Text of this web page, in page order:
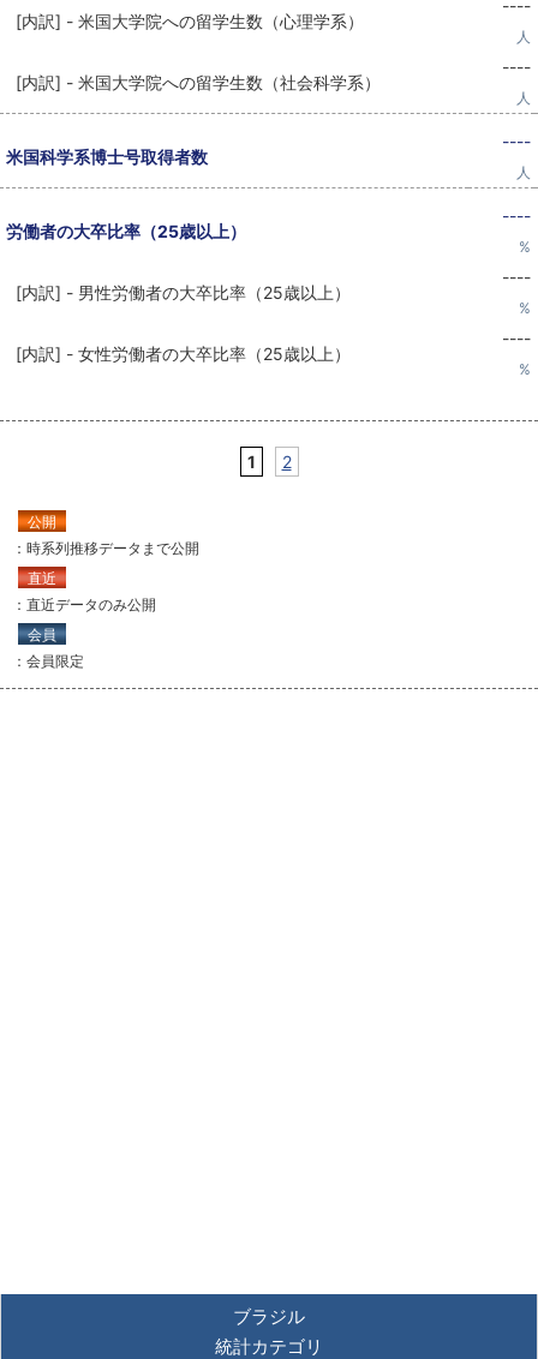
[内訳] - 米国大学院への留学生数（心理学系）
----
人
[内訳] - 米国大学院への留学生数（社会科学系）
----
人
米国科学系博士号取得者数
----
人
労働者の大卒比率（25歳以上）
----
%
[内訳] - 男性労働者の大卒比率（25歳以上）
----
%
[内訳] - 女性労働者の大卒比率（25歳以上）
----
%
1 2
公開
：時系列推移データまで公開
直近
：直近データのみ公開
会員
：会員限定
ブラジル
統計カテゴリ